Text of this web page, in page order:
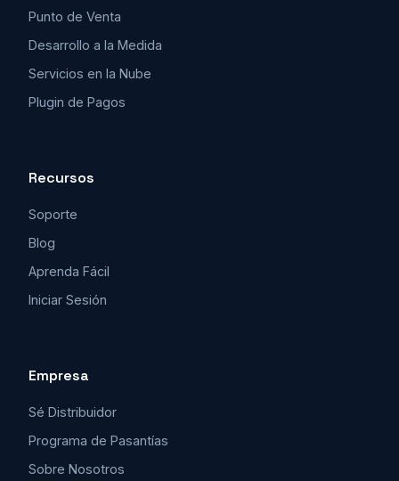
Punto de Venta
Desarrollo a la Medida
Servicios en la Nube
Plugin de Pagos
Recursos
Soporte
Blog
Aprenda Fácil
Iniciar Sesión
Empresa
Sé Distribuidor
Programa de Pasantías
Sobre Nosotros